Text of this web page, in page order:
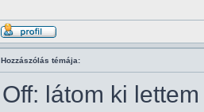
Hozzászólás témája:
Off: látom ki